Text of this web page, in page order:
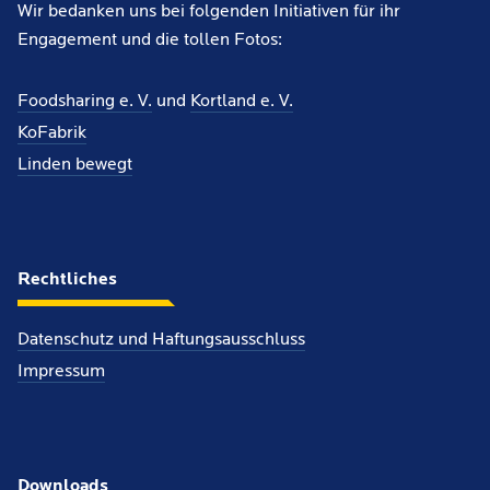
Wir bedanken uns bei folgenden Initiativen für ihr
Engagement und die tollen Fotos:
Foodsharing e. V. und Kortland e. V.
KoFabrik
Linden bewegt
Rechtliches
Datenschutz und Haftungsausschluss
Impressum
Downloads